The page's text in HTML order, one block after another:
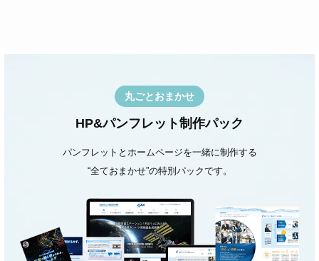
丸ごとおまかせ
HP&パンフレット制作パック
パンフレットとホームページを一緒に制作する
“全ておまかせ”の特別パックです。